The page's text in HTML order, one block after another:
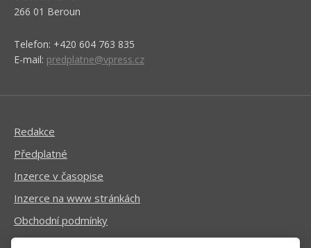
266 01 Beroun
Telefon: +420 604 763 835
E-mail: predplatne@vpress.cz
Redakce
Předplatné
Inzerce v časopise
Inzerce na www stránkách
Obchodní podmínky
Ochrana osobních údajů